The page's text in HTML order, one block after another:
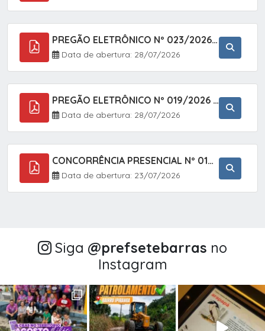
PREGÃO ELETRÔNICO Nº 023/2026 - AQUISIÇÃO DE ENXOVAL INFANTIL, EM ATENDIMENTO À SECRETARIA MUNICIPAL DE EDUCAÇÃO, ATRAVÉS DO SISTEMA DE REGISTRO DE PREÇOS (SRP).
Data de abertura: 28/07/2026
PREGÃO ELETRÔNICO Nº 019/2026 - CONTRATAÇÃO DE EMPRESA ESPECIALIZADA PARA A PRESTAÇÃO DE SERVIÇOS VETERINÁRIOS CLÍNICOS E CIRÚRGICOS, COM FOCO EM AÇÕES DE SAÚDE PÚBLICA, BEM-ESTAR ANIMAL E CONTROLE POPULACIONAL ÉTICO DE CÃES E GATOS, EM ATENDIMENTO À
Data de abertura: 28/07/2026
CONCORRÊNCIA PRESENCIAL Nº 018/2026 - PAVIMENTAÇÃO ASFÁLTICA NO BAIRRO VOTUPOCA ? ESTRADA DA RAPOSA, NO MUNICÍPIO DE SETE BARRAS/SP
Data de abertura: 23/07/2026
Siga @‌prefsetebarras no
Instagram